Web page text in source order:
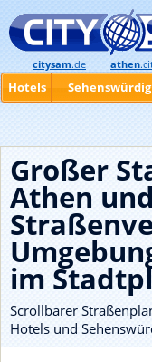
Großer
Athen und
im
Scrollbarer
Hotels und
citysam.de athen
Hotels